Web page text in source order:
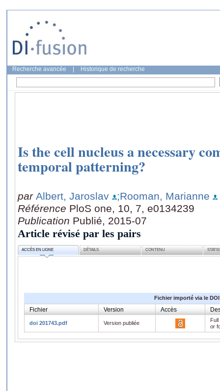
Recherche avancée Historique de recherche
Is the cell nucleus a necessary
temporal patterning?
par Albert, Jaroslav
;Rooman, Marianne
Référence PloS one, 10, 7, e0134239
Publication Publié, 2015-07
Article révisé par les pairs
ACCÈS EN LIGNE DÉTAILS CONTENU
Fichier importé via le DOI
Fichier Version Accès
doi 201743.pdf Version publiée
or